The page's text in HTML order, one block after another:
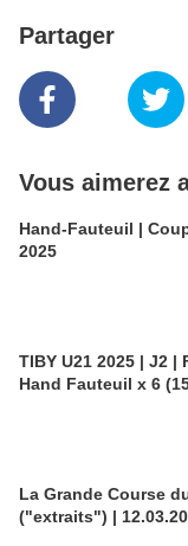
Partager
Vous aimerez
Hand-Fauteuil |
2025
TIBY U21 2025 | J2 |
Hand
La Grande Course
("extraits") |